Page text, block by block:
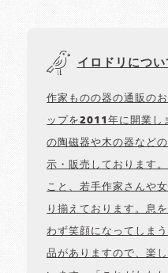
イロドリについ
作家ものの器の通販の
ップを2011年に開業し
の陶磁器や木の器など
示・販売しております
こと、若手作家さんや
り揃えております。息
わず笑顔になってしま
品がありますので、楽